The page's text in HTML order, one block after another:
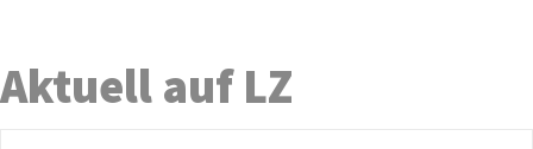
Aktuell auf LZ